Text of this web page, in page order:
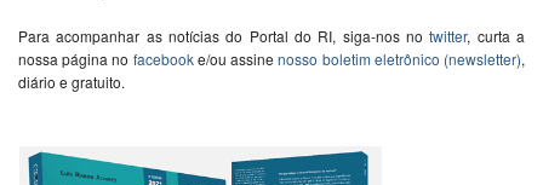
Para acompanhar as notícias do Portal do RI, siga-nos notwitter, curta a
nossa página no facebooke/ou assinenosso boletim eletrônico (newsletter),
diário e gratuito.